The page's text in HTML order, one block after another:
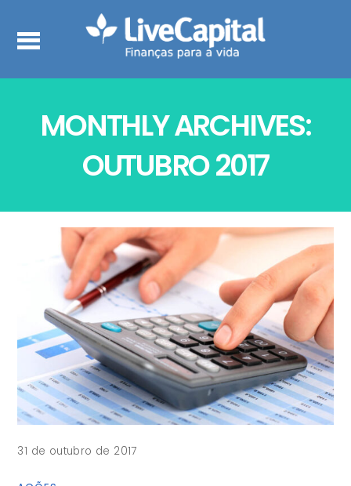
MONTHLY ARCHIVES:
OUTUBRO 2017
31 de outubro de 2017